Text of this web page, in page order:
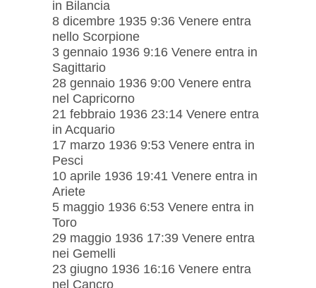
in Bilancia
8 dicembre 1935 9:36 Venere entra
nello Scorpione
3 gennaio 1936 9:16 Venere entra in
Sagittario
28 gennaio 1936 9:00 Venere entra
nel Capricorno
21 febbraio 1936 23:14 Venere entra
in Acquario
17 marzo 1936 9:53 Venere entra in
Pesci
10 aprile 1936 19:41 Venere entra in
Ariete
5 maggio 1936 6:53 Venere entra in
Toro
29 maggio 1936 17:39 Venere entra
nei Gemelli
23 giugno 1936 16:16 Venere entra
nel Cancro